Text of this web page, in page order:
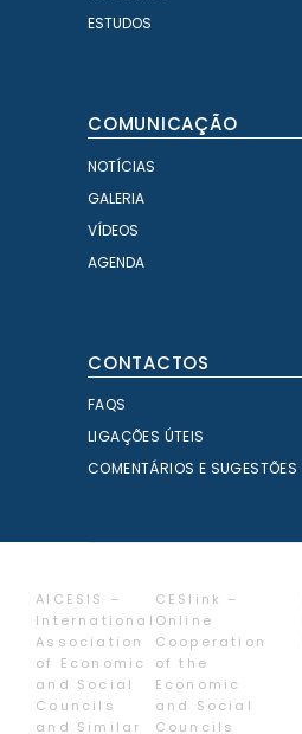
ESTUDOS
COMUNICAÇÃO
NOTÍCIAS
GALERIA
VÍDEOS
AGENDA
CONTACTOS
FAQS
LIGAÇÕES ÚTEIS
COMENTÁRIOS E SUGESTÕES
AICESIS –
International
Association
of Economic
and Social
Councils
and Similar
CESlink –
Online
Cooperation
of the
Economic
and Social
Councils